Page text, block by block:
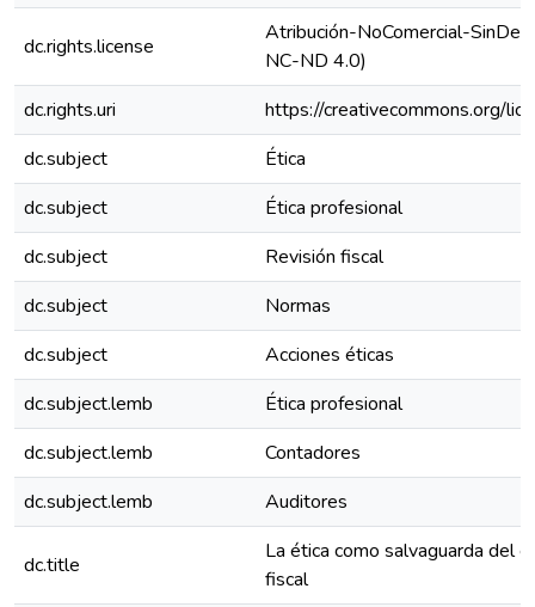
dc.rights.license
Atribución-NoComercial-
NC-ND 4.0)
dc.rights.uri
https://creativecommons.org/
dc.subject
Ética
dc.subject
Ética profesional
dc.subject
Revisión fiscal
dc.subject
Normas
dc.subject
Acciones éticas
dc.subject.lemb
Ética profesional
dc.subject.lemb
Contadores
dc.subject.lemb
Auditores
dc.title
La ética como salvaguarda del
fiscal